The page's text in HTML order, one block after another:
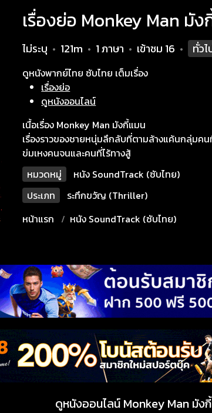
เรื่องย่อ Monkey Man มั
ไม่ระบุ • 121m • 1 ภาษา • เข้าชม 16 • ทั่วไ
ดูหนังพากย์ไทย ซับไทย เต็มเรื่อง
เรื่องย่อ
ดูหนังออนไลน์
เนื้อเรื่อง Monkey Man มังกี้แมน
เรื่องราวของชายหนุ่มลึกลับที่ตามล้างแค้นกลุ่มค
ข่มเหงคนจนและคนที่ไร้ทางสู้
หมวดหมู่
หนัง SoundTrack (ซับไทย)
ประเภท
ระทึกขวัญ (Thriller)
หน้าแรก
หนัง SoundTrack (ซับไทย)
ดูหนังออนไลน์ Monkey Man มัง